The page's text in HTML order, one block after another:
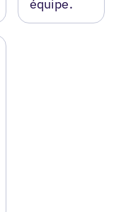
équipe.